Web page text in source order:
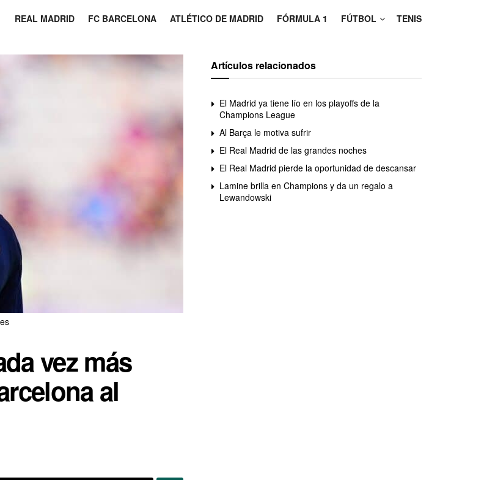
REAL MADRID FC BARCELONA ATLÉTICO DE MADRID FÓRMULA 1 FÚTBOL TENIS
vez más
al
Artículos relacionados
El Madrid ya tiene lío en los playoffs de la
Champions League
Al Barça le motiva sufrir
El Real Madrid de las grandes noches
El Real Madrid pierde la oportunidad de descansar
Lamine brilla en Champions y da un regalo a
Lewandowski